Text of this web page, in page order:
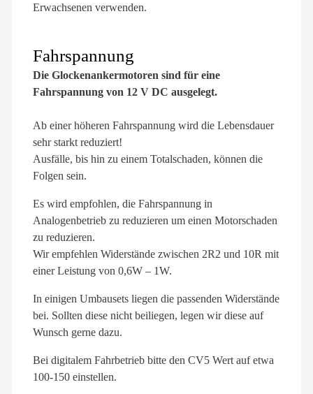
Erwachsenen verwenden.
Fahrspannung
Die Glockenankermotoren sind für eine
Fahrspannung von 12 V DC ausgelegt.
Ab einer höheren Fahrspannung wird die Lebensdauer
sehr starkt reduziert!
Ausfälle, bis hin zu einem Totalschaden, können die
Folgen sein.
Es wird empfohlen, die Fahrspannung in
Analogenbetrieb zu reduzieren um einen Motorschaden
zu reduzieren.
Wir empfehlen Widerstände zwischen 2R2 und 10R mit
einer Leistung von 0,6W – 1W.
In einigen Umbausets liegen die passenden Widerstände
bei. Sollten diese nicht beiliegen, legen wir diese auf
Wunsch gerne dazu.
Bei digitalem Fahrbetrieb bitte den CV5 Wert auf etwa
100-150 einstellen.